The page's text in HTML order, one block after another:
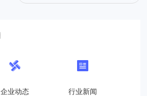
企业动态 行业新闻